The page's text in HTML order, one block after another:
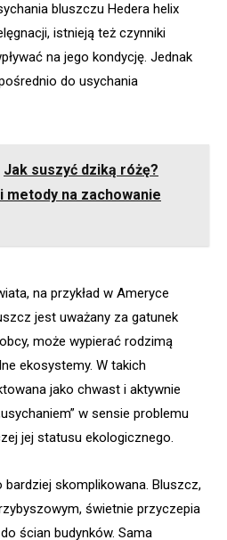
bluszczu Hedera helix
istnieją też czynniki
na jego kondycję. Jednak
do usychania
Jak suszyć dziką różę?
metody na zachowanie
na przykład w Ameryce
jest uważany za gatunek
może wypierać rodzimą
ekosystemy. W takich
jako chwast i aktywnie
w sensie problemu
jej statusu ekologicznego.
bardziej skomplikowana. Bluszcz,
świetnie przyczepia
ścian budynków. Sama